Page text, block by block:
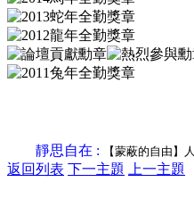
靜思自在 : 【蒙蔽的自由】
返回列表 下一主題 上一主題